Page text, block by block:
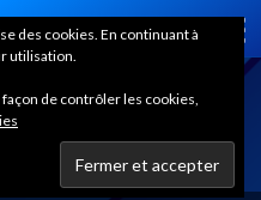
des cookies. En continuant à
utilisation.
de contrôler les cookies,